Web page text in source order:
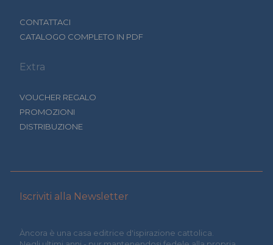
CONTATTACI
CATALOGO COMPLETO IN PDF
Extra
VOUCHER REGALO
PROMOZIONI
DISTRIBUZIONE
Iscriviti alla Newsletter
Àncora è una casa editrice d'ispirazione cattolica.